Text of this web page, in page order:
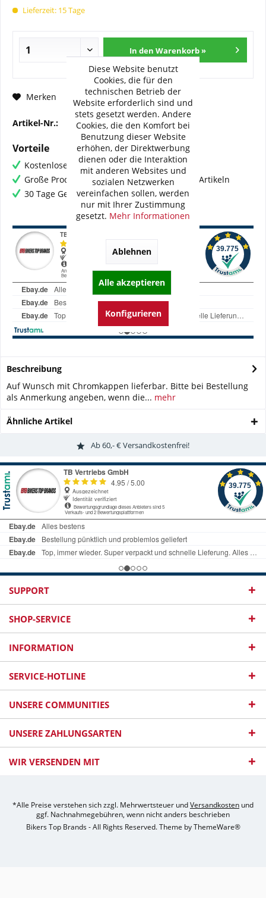
Lieferzeit: 15 Tage
In den Warenkorb »
Merken Fragen zum Artikel?
Artikel-Nr.: BI-G0007-WME02V2
Vorteile
Kostenloser Versand ab € 60,- Bestellwert
Große Produktauswahl mit mehr als 80.000 Artikeln
30 Tage Geld-Zurück-Garantie
Beschreibung
Auf Wunsch mit Chromkappen lieferbar. Bitte bei Bestellung
als Anmerkung angeben, wenn die... mehr
Ähnliche Artikel
Ab 60,- € Versandkostenfrei!
SUPPORT
SHOP-SERVICE
INFORMATION
SERVICE-HOTLINE
UNSERE COMMUNITIES
UNSERE ZAHLUNGSARTEN
WIR VERSENDEN MIT
*Alle Preise verstehen sich zzgl. Mehrwertsteuer undVersandkosten und
ggf. Nachnahmegebühren, wenn nicht anders beschrieben
Bikers Top Brands - All Rights Reserved. Theme byThemeWare®
Diese Website benutzt
Cookies, die für den
technischen Betrieb der
Website erforderlich sind und
stets gesetzt werden. Andere
Cookies, die den Komfort bei
Benutzung dieser Website
erhöhen, der Direktwerbung
dienen oder die Interaktion
mit anderen Websites und
sozialen Netzwerken
vereinfachen sollen, werden
nur mit Ihrer Zustimmung
gesetzt. Mehr Informationen
Ablehnen
Alle akzeptieren
Konfigurieren